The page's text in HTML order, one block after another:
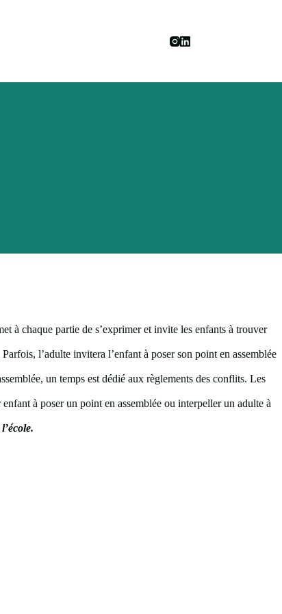
à chaque partie de s’exprimer et invite les enfants à trouver
l’adulte invitera l’enfant à poser son point en assemblée
un temps est dédié aux règlements des conflits. Les
à poser un point en assemblée ou interpeller un adulte à